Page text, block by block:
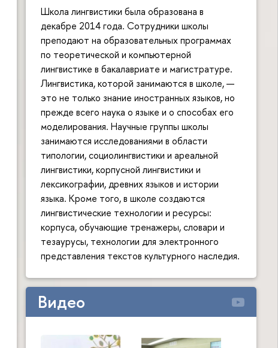
Школа лингвистики была образована в
декабре 2014 года. Сотрудники школы
преподают на образовательных программах
по теоретической и компьютерной
лингвистике в бакалавриате и магистратуре.
Лингвистика, которой занимаются в школе, —
это не только знание иностранных языков, но
прежде всего наука о языке и о способах его
моделирования. Научные группы школы
занимаются исследованиями в области
типологии, социолингвистики и ареальной
лингвистики, корпусной лингвистики и
лексикографии, древних языков и истории
языка. Кроме того, в школе создаются
лингвистические технологии и ресурсы:
корпуса, обучающие тренажеры, словари и
тезаурусы, технологии для электронного
представления текстов культурного наследия.
Видео